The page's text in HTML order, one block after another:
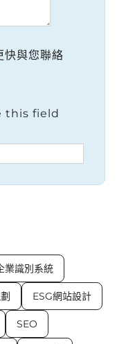
快與您聯絡
this field
業識別系統
ESG網站設計
SEO